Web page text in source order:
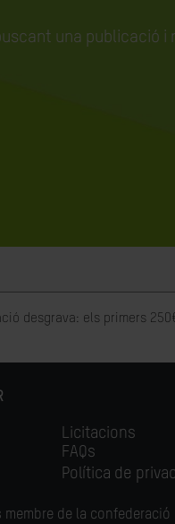
una publicació
desgrava: els primers
Licitacions
FAQs
Política de
membre de la confederació